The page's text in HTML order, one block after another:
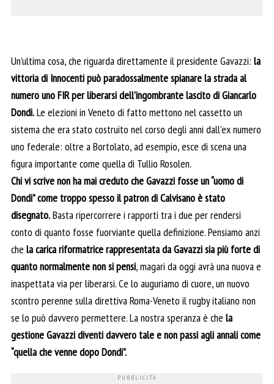
Un’ultima cosa, che riguarda direttamente il presidente Gavazzi: la
vittoria di Innocenti può paradossalmente spianare la strada al
numero uno FIR per liberarsi dell’ingombrante lascito di Giancarlo
Dondi.Le elezioni in Veneto di fatto mettono nel cassetto un
sistema che era stato costruito nel corso degli anni dall’ex numero
uno federale: oltre a Bortolato, ad esempio, esce di scena una
figura importante come quella di Tullio Rosolen.
Chi vi scrive non ha mai creduto che Gavazzi fosse un “uomo di
Dondi” come troppo spesso il patron di Calvisano è stato
disegnato.Basta ripercorrere i rapporti tra i due per rendersi
conto di quanto fosse fuorviante quella definizione. Pensiamo anzi
che la carica riformatrice rappresentata da Gavazzi sia più forte di
quanto normalmente non si pensi, magari da oggi avrà una nuova e
inaspettata via per liberarsi. Ce lo auguriamo di cuore, un nuovo
scontro perenne sulla direttiva Roma-Veneto il rugby italiano non
se lo può davvero permettere. La nostra speranza è che la
gestione Gavazzi diventi davvero tale e non passi agli annali come
“quella che venne dopo Dondi”.